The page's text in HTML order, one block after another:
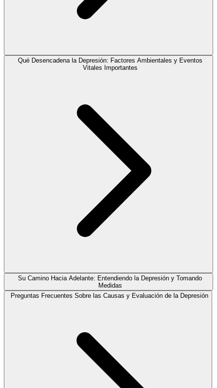
Qué Desencadena la Depresión: Factores Ambientales y Eventos
Vitales Importantes
Su Camino Hacia Adelante: Entendiendo la Depresión y Tomando
Medidas
Preguntas Frecuentes Sobre las Causas y Evaluación de la Depresión